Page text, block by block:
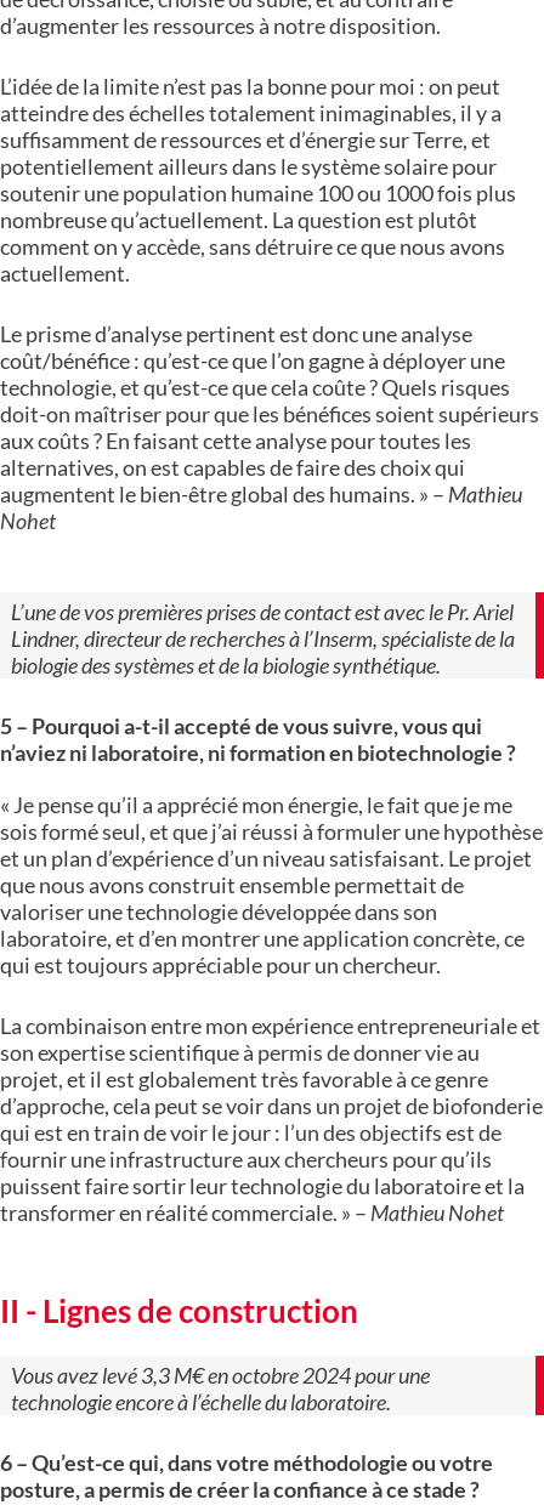
d’augmenter les ressources à notre disposition.
L’idée de la limite n’est pas la bonne pour moi : on peut
atteindre des échelles totalement inimaginables, il y a
suffisamment de ressources et d’énergie sur Terre, et
potentiellement ailleurs dans le système solaire pour
soutenir une population humaine 100 ou 1000 fois plus
nombreuse qu’actuellement. La question est plutôt
comment on y accède, sans détruire ce que nous avons
actuellement.
Le prisme d’analyse pertinent est donc une analyse
coût/bénéfice : qu’est-ce que l’on gagne à déployer une
technologie, et qu’est-ce que cela coûte ? Quels risques
doit-on maîtriser pour que les bénéfices soient supérieurs
aux coûts ? En faisant cette analyse pour toutes les
alternatives, on est capables de faire des choix qui
augmentent le bien-être global des humains. » – Mathieu
Nohet
L’une de vos premières prises de contact est avec le Pr. Ariel
Lindner, directeur de recherches à l’Inserm, spécialiste de la
biologie des systèmes et de la biologie synthétique.
5 – Pourquoi a-t-il accepté de vous suivre, vous qui
n’aviez ni laboratoire, ni formation en biotechnologie ?
« Je pense qu’il a apprécié mon énergie, le fait que je me
sois formé seul, et que j’ai réussi à formuler une hypothèse
et un plan d’expérience d’un niveau satisfaisant. Le projet
que nous avons construit ensemble permettait de
valoriser une technologie développée dans son
laboratoire, et d’en montrer une application concrète, ce
qui est toujours appréciable pour un chercheur.
La combinaison entre mon expérience entrepreneuriale et
son expertise scientifique à permis de donner vie au
projet, et il est globalement très favorable à ce genre
d’approche, cela peut se voir dans un projet de biofonderie
qui est en train de voir le jour : l’un des objectifs est de
fournir une infrastructure aux chercheurs pour qu’ils
puissent faire sortir leur technologie du laboratoire et la
transformer en réalité commerciale. » – Mathieu Nohet
II - Lignes de construction
Vous avez levé 3,3 M€ en octobre 2024 pour une
technologie encore à l’échelle du laboratoire.
6 – Qu’est-ce qui, dans votre méthodologie ou votre
posture, a permis de créer la confiance à ce stade ?